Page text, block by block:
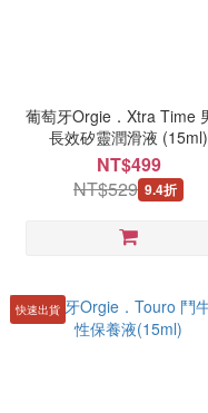
葡萄牙Orgie．Xtra Time
長效矽靈潤滑液 (15ml)
NT$499
NT$529 9.4折
快速出貨